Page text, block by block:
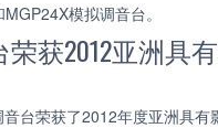
模拟调音台。
获2012亚洲具
台荣获了2012年度亚洲具有